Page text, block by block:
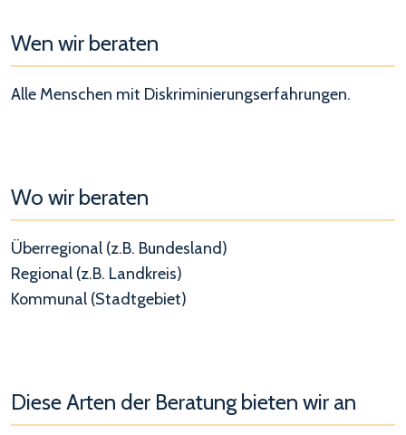
Wen wir beraten
Alle Menschen mit Diskriminierungserfahrungen.
Wo wir beraten
Überregional (z.B. Bundesland)
Regional (z.B. Landkreis)
Kommunal (Stadtgebiet)
Diese Arten der Beratung bieten wir an